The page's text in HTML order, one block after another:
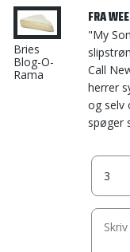
Bries
Blog-O-
Rama
FRA
"My
Call
herrer
og selv
spøger